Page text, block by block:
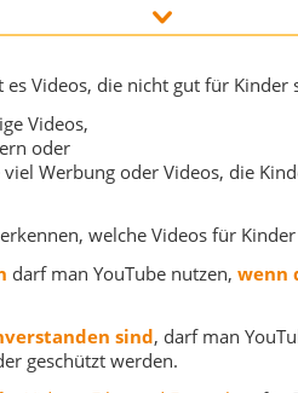
es Videos, die nicht gut für Kinder
Videos,
oder
Werbung oder Videos, die
welche Videos für
darf man YouTube nutzen, wenn
sind, darf man
geschützt werden.